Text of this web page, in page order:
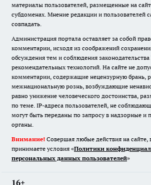
материалы пользователей, размещенные на
субдоменах. Мнение редакции и пользователей
совпадать.
Администрация портала оставляет за собой
комментарии, исходя из соображений
обсуждения тем и соблюдения
рекомендательных технологий. На сайте не
комментарии, содержащие нецензурную брань,
межнациональную рознь, возбуждающие
равно унижение человеческого достоинства,
по теме. IP-адреса пользователей, не
могут быть переданы по запросу в надзорные и
органы.
Внимание! Совершая любые действия на сайте,
принимаете условия «Политики
персональных данных пользователей»
16+